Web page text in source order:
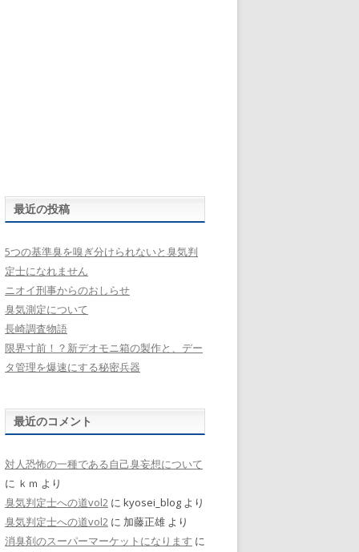
最近の投稿
5つの基準臭を嗅ぎ分けられないと臭気判
定士になれません
ニオイ刑事からのおしらせ
臭気測定について
長崎調査物語
限界寸前！？新デオモニ箱の製作と、デー
タ管理を爆速にする秘密兵器
最近のコメント
対人恐怖の一種である自己臭妄想について
に ｋｍ より
臭気判定士への道vol2 に kyosei_blog より
臭気判定士への道vol2 に 加藤正雄 より
消臭剤のスーパーマーケットになります に